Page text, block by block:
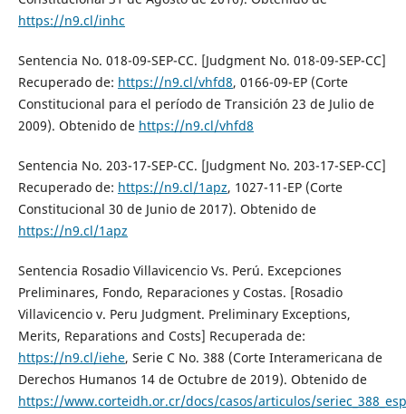
https://n9.cl/inhc
Sentencia No. 018-09-SEP-CC. [Judgment No. 018-09-SEP-CC]
Recuperado de: https://n9.cl/vhfd8, 0166-09-EP (Corte
Constitucional para el período de Transición 23 de Julio de
2009). Obtenido de https://n9.cl/vhfd8
Sentencia No. 203-17-SEP-CC. [Judgment No. 203-17-SEP-CC]
Recuperado de: https://n9.cl/1apz, 1027-11-EP (Corte
Constitucional 30 de Junio de 2017). Obtenido de
https://n9.cl/1apz
Sentencia Rosadio Villavicencio Vs. Perú. Excepciones
Preliminares, Fondo, Reparaciones y Costas. [Rosadio
Villavicencio v. Peru Judgment. Preliminary Exceptions,
Merits, Reparations and Costs] Recuperada de:
https://n9.cl/iehe, Serie C No. 388 (Corte Interamericana de
Derechos Humanos 14 de Octubre de 2019). Obtenido de
https://www.corteidh.or.cr/docs/casos/articulos/